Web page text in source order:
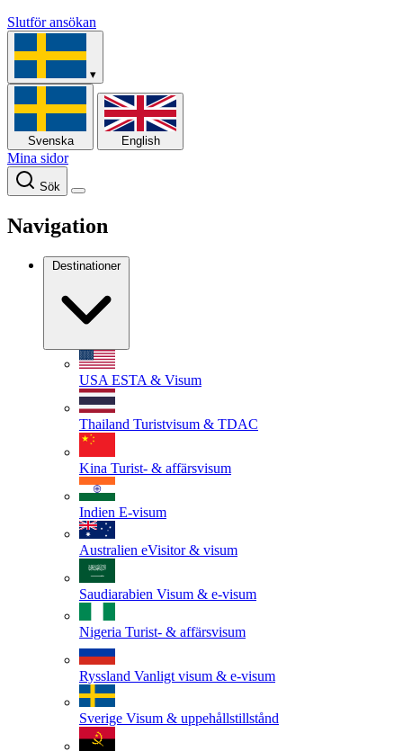
Slutför ansökan
▾
Svenska English
Mina sidor
Sök
Navigation
Destinationer
USA ESTA & Visum
Thailand Turistvisum & TDAC
Kina Turist- & affärsvisum
Indien E-visum
Australien eVisitor & visum
Saudiarabien Visum & e-visum
Nigeria Turist- & affärsvisum
Ryssland Vanligt visum & e-visum
Sverige Visum & uppehållstillstånd